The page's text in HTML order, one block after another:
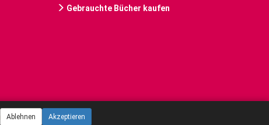
Gebrauchte Bücher kaufen
Ablehnen Akzeptieren